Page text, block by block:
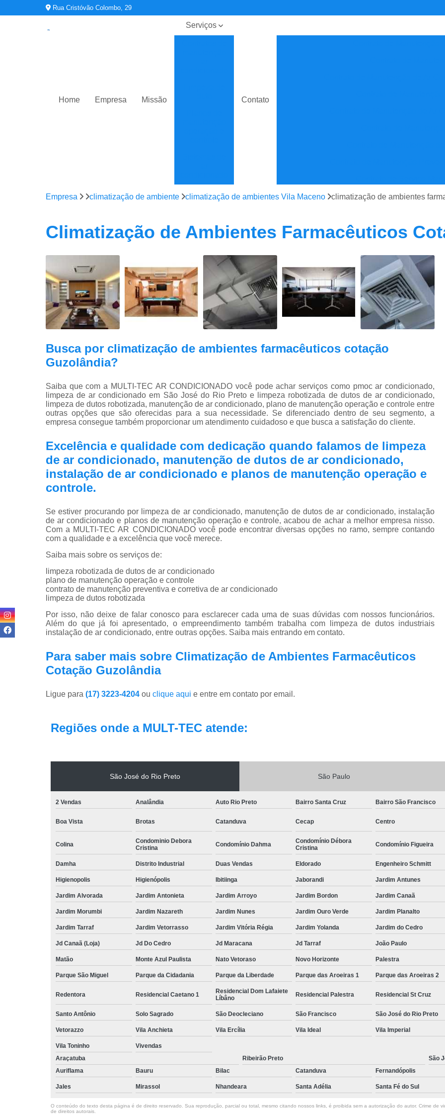
Rua Cristóvão Colombo, 29
Home Empresa Missão
Serviços
Sistemas de
climatização
Contato
Contrato Manutenção
Contrato Prestação de Serviços
Limpeza de
Limpeza de Dutos de Ar
Limpeza de Dutos de Ar Condicionado
Limpeza de Dutos e Coifas
Limpeza de
Limpeza Dutos Ar Condicionado
Plano de Manutenção de Ar Condicionado
Plano de Manutenção
Plano Manutenção Ar
Pmoc Ar Condicionado Central
Pmoc Ar Condicionado Vila
Pmoc
Pmoc Plano de Manutenção
Retrofit de Sistema de Ar
Sistema Ar Condicionado São José do Rio
Sistema de Ar Condicionado
Sistema de Dutos de Ar Condicionado
Sistema de Climatização Hospitalar
Sistema de Climatização São José do Rio
Sistema de Climatização Vrf
Empresa climatização de ambiente climatização de ambientes Vila Maceno climatização de ambientes
Climatização de Ambientes Farmacêuticos
Busca por climatização de ambientes farmacêuticos cotação
Guzolândia?
Saiba que com a MULTI-TEC AR CONDICIONADO você pode achar serviços como pmoc ar condicionado,
limpeza de ar condicionado em São José do Rio Preto e limpeza robotizada de dutos de ar condicionado,
limpeza de dutos robotizada, manutenção de ar condicionado, plano de manutenção operação e controle entre
outras opções que são oferecidas para a sua necessidade. Se diferenciado dentro de seu segmento, a
empresa consegue também proporcionar um atendimento cuidadoso e que busca a satisfação do cliente.
Excelência e qualidade com dedicação quando falamos de limpeza
de ar condicionado, manutenção de dutos de ar condicionado,
instalação de ar condicionado e planos de manutenção operação e
controle.
Se estiver procurando por limpeza de ar condicionado, manutenção de dutos de ar condicionado, instalação
de ar condicionado e planos de manutenção operação e controle, acabou de achar a melhor empresa nisso.
Com a MULTI-TEC AR CONDICIONADO você pode encontrar diversas opções no ramo, sempre contando
com a qualidade e a excelência que você merece.
Saiba mais sobre os serviços de:
limpeza robotizada de dutos de ar condicionado
plano de manutenção operação e controle
contrato de manutenção preventiva e corretiva de ar condicionado
limpeza de dutos robotizada
Por isso, não deixe de falar conosco para esclarecer cada uma de suas dúvidas com nossos funcionários.
Além do que já foi apresentado, o empreendimento também trabalha com limpeza de dutos industriais
instalação de ar condicionado, entre outras opções. Saiba mais entrando em contato.
Para saber mais sobre Climatização de Ambientes Farmacêuticos
Cotação Guzolândia
Ligue para (17) 3223-4204 ou clique aqui e entre em contato por email.
Regiões onde a MULT-TEC atende:
São José do Rio Preto São Paulo
2 Vendas Analândia Auto Rio Preto Bairro Santa Cruz Bairro São Francisco
Boa Vista Brotas Catanduva Cecap Centro
Colina
Condominio Debora
Cristina
Condomínio Dahma
Condomínio Débora
Cristina
Condomínio Figueira
Damha Distrito Industrial Duas Vendas Eldorado Engenheiro Schmitt
Higienopolis Higienópolis Ibitiinga Jaborandi Jardim Antunes
Jardim Alvorada Jardim Antonieta Jardim Arroyo Jardim Bordon Jardim Canaã
Jardim Morumbi Jardim Nazareth Jardim Nunes Jardim Ouro Verde Jardim Planalto
Jardim Tarraf Jardim Vetorrasso Jardim Vitória Régia Jardim Yolanda Jardim do Cedro
Jd Canaã (Loja) Jd Do Cedro Jd Maracana Jd Tarraf João Paulo
Matão Monte Azul Paulista Nato Vetoraso Novo Horizonte Palestra
Parque São Miguel Parque da Cidadania Parque da Liberdade Parque das Aroeiras 1 Parque das Aroeiras 2
Redentora Residencial Caetano 1
Residencial Dom Lafaiete
Líbâno
Residencial Palestra Residencial St Cruz
Santo Antônio Solo Sagrado São Deocleciano São Francisco São José do Rio Preto
Vetorazzo Vila Anchieta Vila Ercília Vila Ideal Vila Imperial
Vila Toninho
Vivendas
Araçatuba
Ribeirão Preto
São
Auriflama
Bauru Bilac Catanduva Fernandópolis
Jales Mirassol Nhandeara Santa Adélia Santa Fé do Sul
O conteúdo do texto desta página é de direito reservado. Sua reprodução, parcial ou total, mesmo citando nossos links, é proibida sem a autorização do autor. Crime de
de direitos autorais